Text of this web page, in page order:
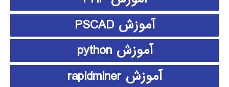
آموزش PSCAD
آموزش python
آموزش rapidminer